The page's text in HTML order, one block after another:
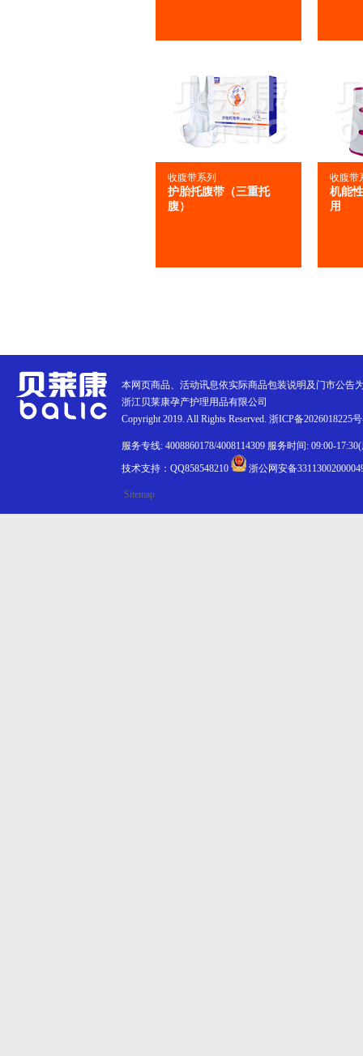
收腹带系列
护胎托腹带（三重托
腹）
收腹带
机能
用
本网页商品、活动讯息依实际商品包装说明及门市公告
浙江贝莱康孕产护理用品有限公司
Copyright 2019. All Rights Reserved. 浙ICP备2026018225
服务专线: 4008860178/4008114309 服务时间: 09:00-
技术支持：QQ858548210
浙公网安备
Sitemap